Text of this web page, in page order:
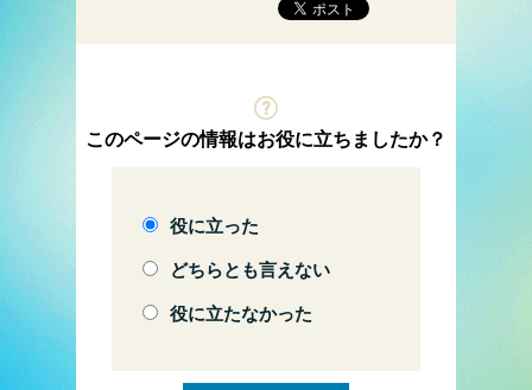
このページの情報はお役に立ちましたか？
役に立った
どちらとも言えない
役に立たなかった